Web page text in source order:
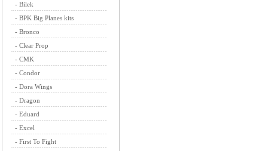
- Bilek
- BPK Big Planes kits
- Bronco
- Clear Prop
- CMK
- Condor
- Dora Wings
- Dragon
- Eduard
- Excel
- First To Fight